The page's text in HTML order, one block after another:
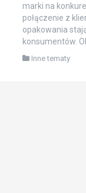
marki na
połączenie z
opakowania
konsumentów.
Inne tematy